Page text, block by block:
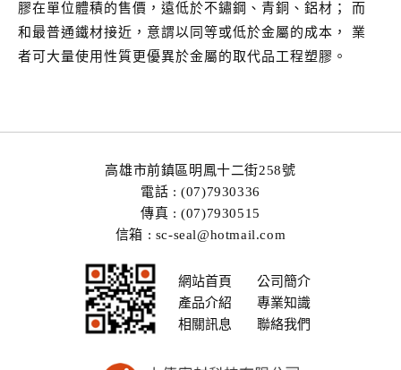
膠在單位體積的售價，遠低於不鏽鋼、青銅、鋁材； 而
和最普通鐵材接近，意謂以同等或低於金屬的成本， 業
者可大量使用性質更優異於金屬的取代品工程塑膠。
高雄市前鎮區明鳳十二街258號
電話 : (07)7930336
傳真 : (07)7930515
信箱 : sc-seal@hotmail.com
網站首頁
公司簡介
產品介紹
專業知識
相關訊息
聯絡我們